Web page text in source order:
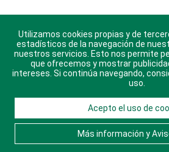
En pocas palabras
Escuchando al corazón
Economía Personal
Descarga nuestras aplicaciones
sistema
© 2021 Diario Libre, todos los
Consulta elAviso Legal. Ponte
nosotros y conoce más
Utilizamos cookies propias y de
estadísticos de la navegación de
nuestros servicios. Esto nos permite
que ofrecemos y mostrar
intereses. Si continúa navegando,
uso.
Acepto el uso de
Más información y